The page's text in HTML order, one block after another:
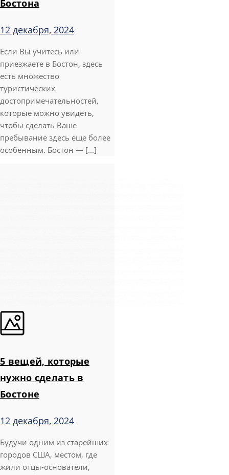
Бостона
12 декабря, 2024
Если Вы учитесь или
приезжаете в Бостон, здесь
есть множество
туристических
достопримечательностей,
которые можно увидеть,
чтобы сделать Ваше
пребывание здесь еще более
особенным. Бостон — [...]
5 вещей, которые
нужно сделать в
Бостоне
12 декабря, 2024
Будучи одним из старейших
городов США, местом, где
жили отцы-основатели,